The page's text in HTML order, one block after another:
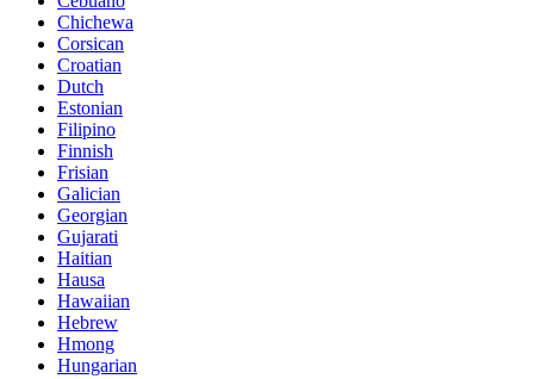
Chichewa
Corsican
Croatian
Dutch
Estonian
Filipino
Finnish
Frisian
Galician
Georgian
Gujarati
Haitian
Hausa
Hawaiian
Hebrew
Hmong
Hungarian